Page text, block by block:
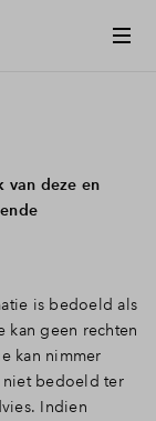
van deze en
is bedoeld als
kan geen rechten
kan nimmer
niet bedoeld ter
Indien